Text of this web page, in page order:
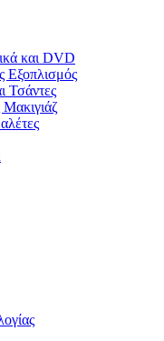
και DVD
Εξοπλισμός
Τσάντες